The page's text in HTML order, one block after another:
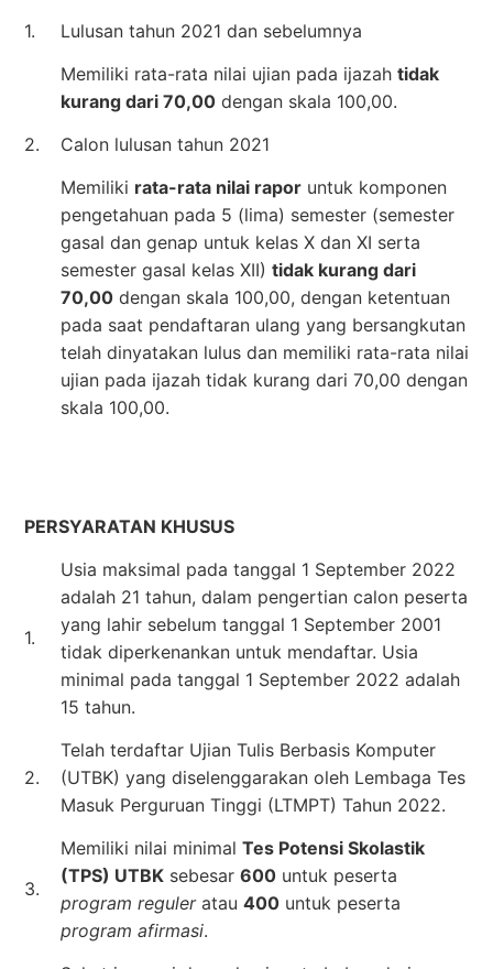
1.
Lulusan tahun 2021 dan sebelumnya
Memiliki rata-rata nilai ujian pada ijazah tidak
kurang dari 70,00 dengan skala 100,00.
2.
Calon lulusan tahun 2021
Memiliki rata-rata nilai rapor untuk komponen
pengetahuan pada 5 (lima) semester (semester
gasal dan genap untuk kelas X dan XI serta
semester gasal kelas XII) tidak kurang dari
70,00 dengan skala 100,00, dengan ketentuan
pada saat pendaftaran ulang yang bersangkutan
telah dinyatakan lulus dan memiliki rata-rata nilai
ujian pada ijazah tidak kurang dari 70,00 dengan
skala 100,00.
PERSYARATAN KHUSUS
1.
Usia maksimal pada tanggal 1 September 2022
adalah 21 tahun, dalam pengertian calon peserta
yang lahir sebelum tanggal 1 September 2001
tidak diperkenankan untuk mendaftar. Usia
minimal pada tanggal 1 September 2022 adalah
15 tahun.
2.
Telah terdaftar Ujian Tulis Berbasis Komputer
(UTBK) yang diselenggarakan oleh Lembaga Tes
Masuk Perguruan Tinggi (LTMPT) Tahun 2022.
3.
Memiliki nilai minimal Tes Potensi Skolastik
(TPS) UTBK sebesar 600 untuk peserta
program reguleratau 400 untuk peserta
program afirmasi.